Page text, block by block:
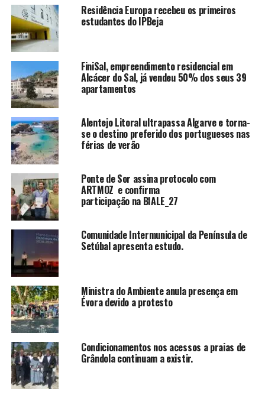
Residência Europa recebeu os primeiros
estudantes do IPBeja
FiniSal, empreendimento residencial em
Alcácer do Sal, já vendeu 50% dos seus 39
apartamentos
Alentejo Litoral ultrapassa Algarve e torna-
se o destino preferido dos portugueses nas
férias de verão
Ponte de Sor assina protocolo com
ARTMOZ e confirma
participação na BIALE_27
Comunidade Intermunicipal da Península de
Setúbal apresenta estudo.
Ministra do Ambiente anula presença em
Évora devido a protesto
Condicionamentos nos acessos a praias de
Grândola continuam a existir.